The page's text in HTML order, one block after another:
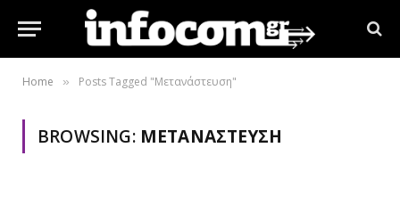
Home » Posts Tagged "Μετανάστευση"
BROWSING: ΜΕΤΑΝΆΣΤΕΥΣΗ